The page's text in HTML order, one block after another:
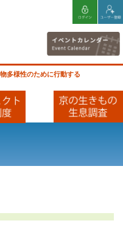
多様性のために行動する